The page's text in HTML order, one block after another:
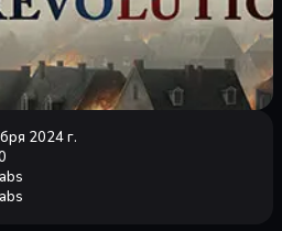
2024 г.